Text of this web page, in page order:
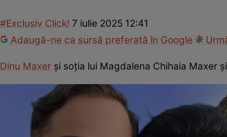
#Exclusiv Click! 7 iulie 2025 12:41
Adaugă-ne ca sursă preferată în Google
Dinu Maxer și soția lui Magdalena Chihaia Maxer